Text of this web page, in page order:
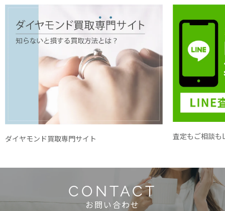
ダイヤモンド買取専門サイト 査定もご相談も
CONTACT
お問い合わせ